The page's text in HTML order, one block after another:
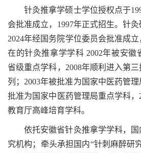
针灸推拿学硕士学位授权点于
会批准成立，1997年正式招生。针
2024年经国务院学位委员会批准成
在的针灸推拿学学科 2002年被安徽
省级重点学科，2008年顺利进入第
列；2003年被批准为国家中医药管
批准为国家中医药管理局重点学科，
教育厅高峰培育学科。
依托安徽省针灸推拿学学科，
究机构；牵头承担国内“针刺麻醉研